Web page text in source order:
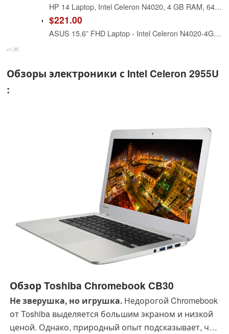
HP 14 Laptop, Intel Celeron N4020, 4 GB RAM, 64 GB Storage, 14-inch Micro-Edge HD Display, Windows 11 Home, Thin & Portable, 4K Graphics, One Year of Microsoft 365 (14-dq0010nr, Indigo Blue)
$221.00
ASUS 15.6” FHD Laptop - Intel Celeron N4020-4GB Memory - 128GB Storage - Windows 11 Home in S Mode - Star Black - L510MA-TH04
v1.35
Обзоры электроники с Intel Celeron 2955U
:
Обзор Toshiba Chromebook CB30
Не зверушка, но игрушка.Недорогой Chromebook
от Toshiba выделяется большим экраном и низкой
ценой. Однако, природный опыт подсказывает, что